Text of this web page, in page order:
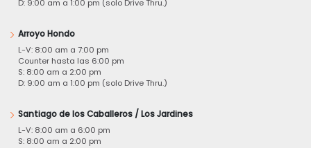
D: 9:00 am a 1:00 pm (solo Drive Thru.)
Arroyo Hondo
L-V: 8:00 am a 7:00 pm
Counter hasta las 6:00 pm
S: 8:00 am a 2:00 pm
D: 9:00 am a 1:00 pm (solo Drive Thru.)
Santiago de los Caballeros / Los Jardines
L-V: 8:00 am a 6:00 pm
S: 8:00 am a 2:00 pm